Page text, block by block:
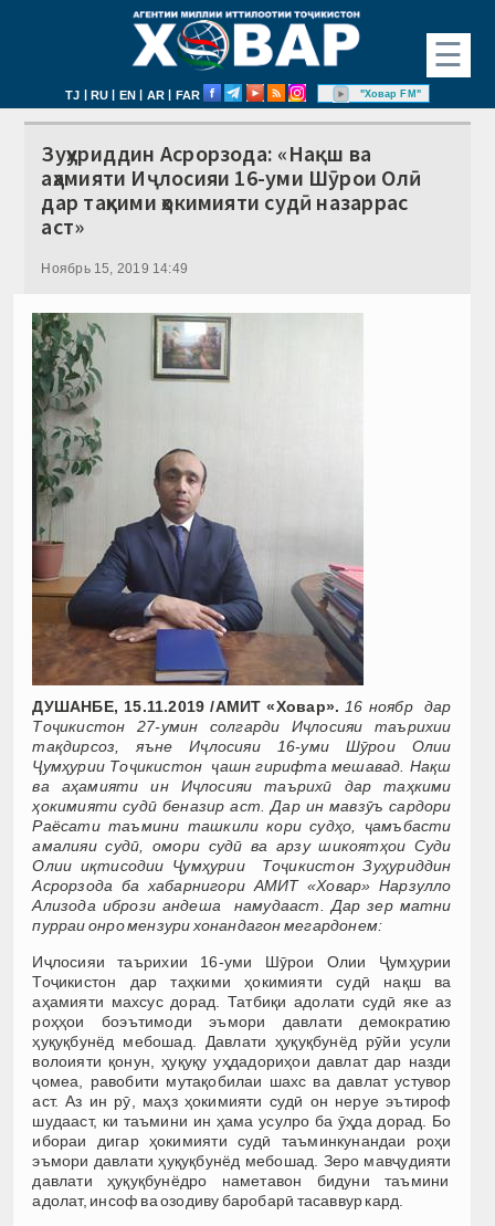
☰
TJ | RU | EN | AR | FAR "Ховар FM"
Зуҳуриддин Асрорзода: «Нақш ва
аҳамияти Иҷлосияи 16-уми Шӯрои Олӣ
дар таҳкими ҳокимияти судӣ назаррас
аст»
Ноябрь 15, 2019 14:49
ДУШАНБЕ, 15.11.2019 /АМИТ «Ховар». 16 ноябр дар
Тоҷикистон 27-умин солгарди Иҷлосияи таърихии
тақдирсоз, яъне Иҷлосияи 16-уми Шӯрои Олии
Ҷумҳурии Тоҷикистон ҷашн гирифта мешавад. Нақш
ва аҳамияти ин Иҷлосияи таърихӣ дар таҳкими
ҳокимияти судӣ беназир аст.
Дар ин мавзӯъ сардори
Раёсати таъмини ташкили кори судҳо, ҷамъбасти
амалияи судӣ, омори судӣ ва арзу шикоятҳои Суди
Олии иқтисодии Ҷумҳурии Тоҷикистон Зуҳуриддин
Асрорзода ба хабарнигори АМИТ «Ховар» Нарзулло
Ализода ибрози андеша намудааст. Дар зер матни
пурраи онро мензури хонандагон мегардонем:
Иҷлосияи таърихии 16-уми Шӯрои Олии Ҷумҳурии
Тоҷикистон дар таҳкими ҳокимияти судӣ нақш ва
аҳамияти махсус дорад. Татбиқи адолати судӣ яке аз
роҳҳои боэътимоди эъмори давлати демократию
ҳуқуқбунёд мебошад. Давлати ҳуқуқбунёд рӯйи усули
волоияти қонун, ҳуқуқу уҳдадориҳои давлат дар назди
ҷомеа, равобити мутақобилаи шахс ва давлат устувор
аст. Аз ин рӯ, маҳз ҳокимияти судӣ он неруе эътироф
шудааст, ки таъмини ин ҳама усулро ба ӯҳда дорад. Бо
ибораи дигар ҳокимияти судӣ таъминкунандаи роҳи
эъмори давлати ҳуқуқбунёд мебошад. Зеро мавҷудияти
давлати ҳуқуқбунёдро наметавон бидуни таъмини
адолат, инсоф ва озодиву баробарӣ тасаввур кард.